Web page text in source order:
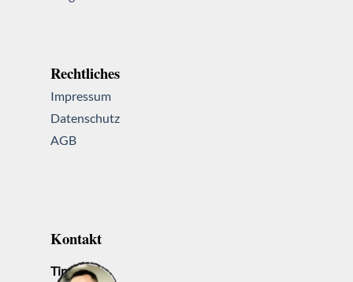
Kontakt
Rechtliches
Impressum
Datenschutz
AGB
Tino Both